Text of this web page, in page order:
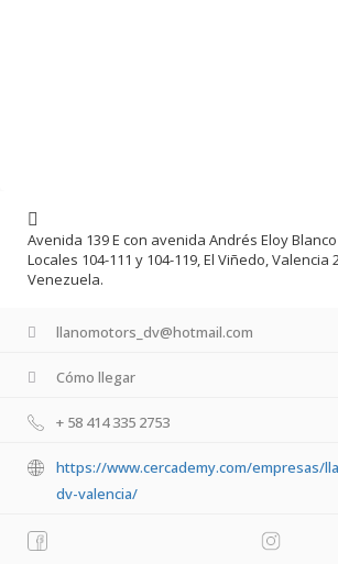
Avenida 139 E con avenida Andrés Eloy
Locales 104-111 y 104-119, El Viñedo, Valencia
Venezuela.
llanomotors_dv@hotmail.com
Cómo llegar
+ 58 414 335 2753
https://www.cercademy.com/empresas/
dv-valencia/